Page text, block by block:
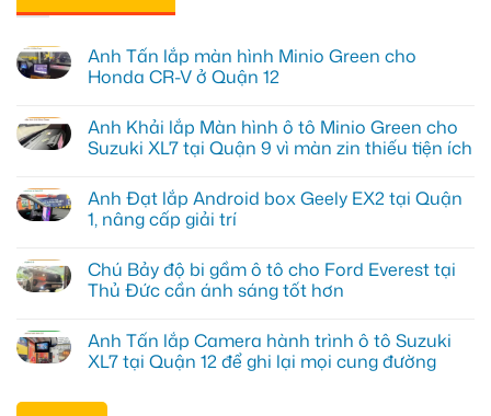
Anh Tấn lắp màn hình Minio Green cho
Honda CR-V ở Quận 12
bình
luận
ở
lắp
màn
hình
cho
Honda
CR-
Quận
12
Anh Khải lắp Màn hình ô tô Minio Green cho
Suzuki XL7 tại Quận 9 vì màn zin thiếu tiện ích
bình
luận
ở
lắp
Màn
hình
Minio
Green
cho
Anh Đạt lắp Android box Geely EX2 tại Quận
1, nâng cấp giải trí
bình
luận
ở
lắp
Android
box
Chú Bảy độ bi gầm ô tô cho Ford Everest tại
Thủ Đức cần ánh sáng tốt hơn
bình
luận
ở
Anh Tấn lắp Camera hành trình ô tô Suzuki
XL7 tại Quận 12 để ghi lại mọi cung đường
có